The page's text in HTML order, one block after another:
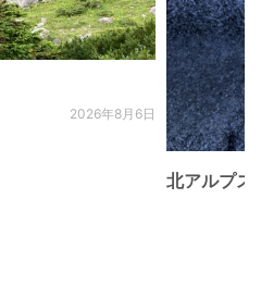
2026年8月6日
北アルプ